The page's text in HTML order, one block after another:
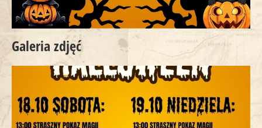
Galeria zdjęć